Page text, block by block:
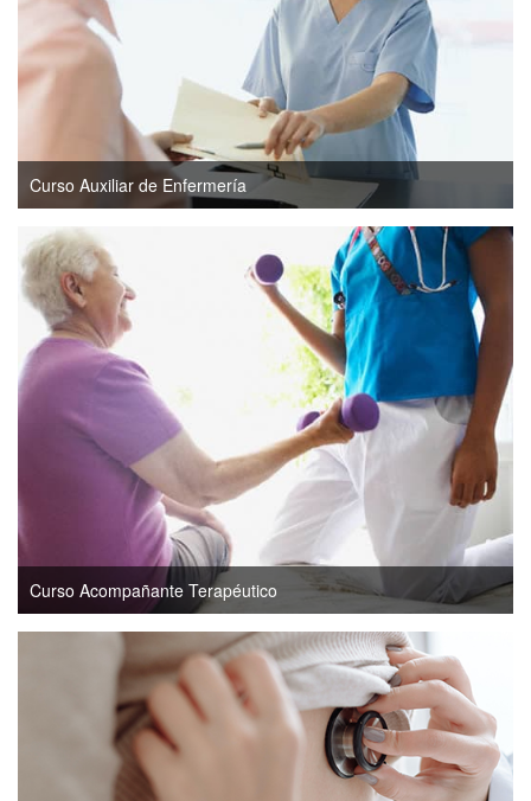
Curso Auxiliar de Enfermería
Curso Acompañante Terapéutico